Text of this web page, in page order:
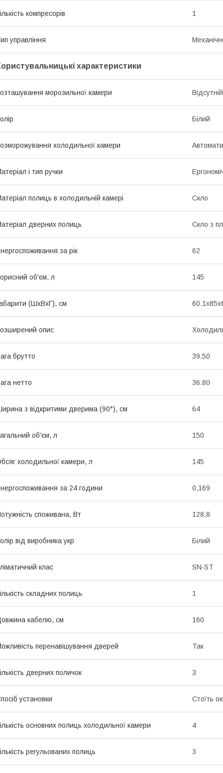
компресорів 1
управління
характеристики
морозильної камери Відсутній
Білий
холодильної камери
і тип ручки
полиць в холодильній камері Скло
дверних полиць Скло з
за рік 62
об'єм, л 145
(ШхВхГ), см
опис
брутто 39.50
нетто 36.80
з відкритими дверима (90°), см 64
об'єм, л 150
холодильної камери, л 145
за 24 години 0,169
споживана, Вт 128,8
від виробника укр Білий
клас SN-ST
складних полиць 1
кабелю, см 160
перенавішування дверей Так
дверних поличок 3
установки Стоїть
основних полиць холодильної камери 4
регульованих полиць 3